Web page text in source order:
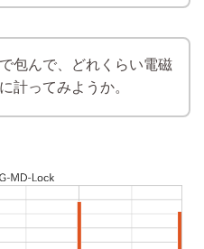
包んで、どれくらい電磁
計ってみようか。